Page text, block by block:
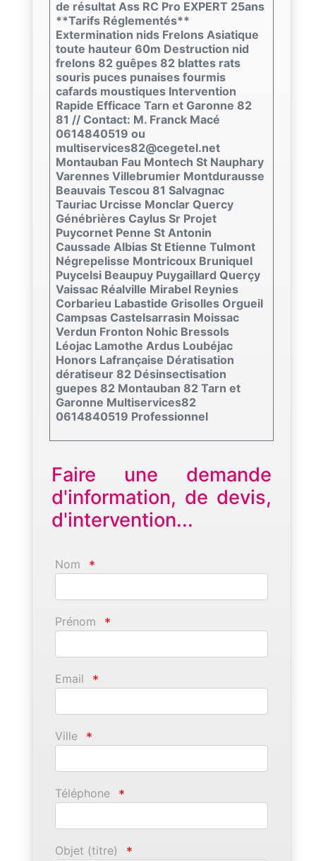
de résultat Ass RC Pro EXPERT 25ans
**Tarifs Réglementés**
Extermination nids Frelons Asiatique
toute hauteur 60m Destruction nid
frelons 82 guêpes 82 blattes rats
souris puces punaises fourmis
cafards moustiques Intervention
Rapide Efficace Tarn et Garonne 82
81 // Contact: M. Franck Macé
0614840519 ou
multiservices82@cegetel.net
Montauban Fau Montech St Nauphary
Varennes Villebrumier Montdurausse
Beauvais Tescou 81 Salvagnac
Tauriac Urcisse Monclar Quercy
Génébrières Caylus Sr Projet
Puycornet Penne St Antonin
Caussade Albias St Etienne Tulmont
Négrepelisse Montricoux Bruniquel
Puycelsi Beaupuy Puygaillard Querçy
Vaissac Réalville Mirabel Reynies
Corbarieu Labastide Grisolles Orgueil
Campsas Castelsarrasin Moissac
Verdun Fronton Nohic Bressols
Léojac Lamothe Ardus Loubéjac
Honors Lafrançaise Dératisation
dératiseur 82 Désinsectisation
guepes 82 Montauban 82 Tarn et
Garonne Multiservices82
0614840519 Professionnel
Faire une demande
d'information, de devis,
d'intervention...
Nom *
Prénom *
Email *
Ville *
Téléphone *
Objet (titre) *